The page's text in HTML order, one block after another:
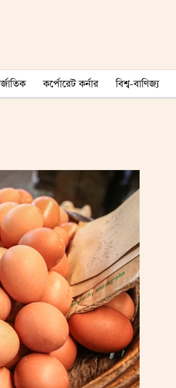
কর্পোরেট কর্নার বিশ্ব-বাণিজ্য